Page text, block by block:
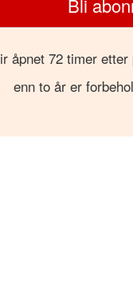
Bli
åpnet 72 timer
enn to år er